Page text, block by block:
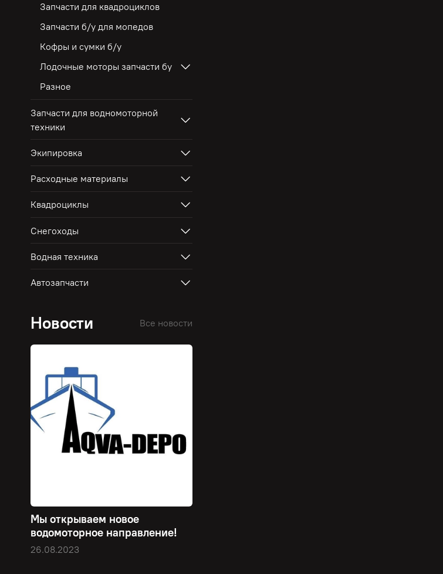
Запчасти для квадроциклов
Запчасти б/у для мопедов
Кофры и сумки б/у
Лодочные моторы запчасти бу
Разное
Запчасти для водномоторной
техники
Экипировка
Расходные материалы
Квадроциклы
Снегоходы
Водная техника
Автозапчасти
Новости Все новости
Мы открываем новое
водомоторное направление!
26.08.2023